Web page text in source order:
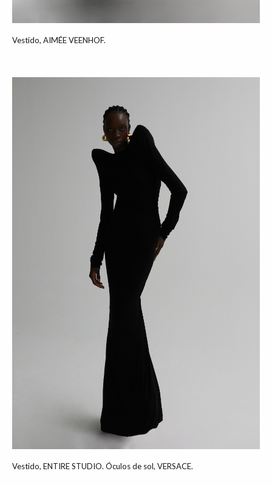
Vestido, AIMÉE VEENHOF.
Vestido, ENTIRE STUDIO. Óculos de sol, VERSACE.